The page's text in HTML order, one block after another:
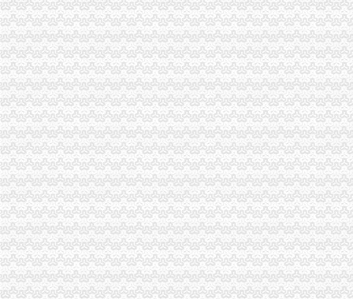
外贸公司注册条件
【长沙贸易公司注册_贸易公司注册条件_国际贸易公司注册】-长沙赶
前海贸易公司注册条件以及优势？-商务服务-滨州媒网
重庆代办外贸公司
【威海外贸出口退税网_外贸出口退税代理_外贸公司出口退税】-威海
【外贸欧美代理】外贸欧美代理价格_外贸欧美代理批发_外贸欧美代理
外贸公司注册要求
上海自贸区注册国际贸易公司的条件是什么_搜狐财经_搜狐网
外贸公司低注册资金规定_外贸公司注册-港丰投资顾问有限公司
外贸公司注册
注册外贸公司到底好不好呢？_阿里问到底
注册香港公司与注册外贸公司有何区别？-公司注册问答-香港骏诚商
重庆注册进出口公司
重庆市城口对外贸易进出口公司
重庆共创进出口有限公司|重庆共创进出口有限公司网站
重庆注册外贸公司
重庆外贸,靠啥给力?(样本·观察经济一线)(图)_网易新闻
上海浦东临港注册外贸公司-商务服务-信网